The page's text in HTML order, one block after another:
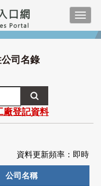
公司名錄
廠登記資料
資料更新頻率：即時
公司名稱